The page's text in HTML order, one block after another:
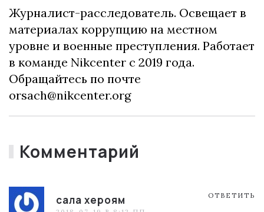
Журналист-расследователь. Освещает в
материалах коррупцию на местном
уровне и военные преступления. Работает
в команде Nikcenter с 2019 года.
Обращайтесь по почте
orsach@nikcenter.org
Комментарий
сала хероям ОТВЕТИТЬ